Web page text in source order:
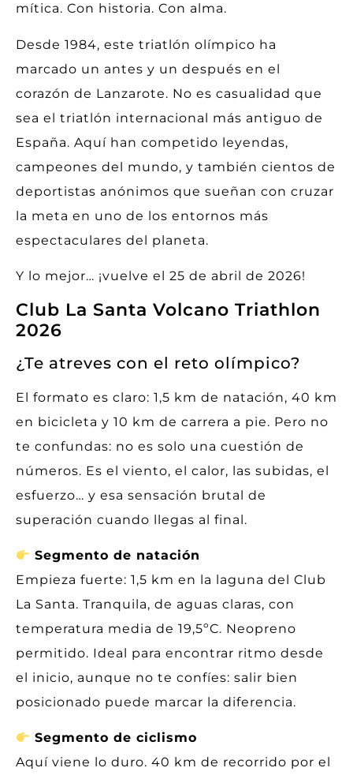
mítica. Con historia. Con alma.
Desde 1984, este triatlón olímpico ha
marcado un antes y un después en el
corazón de Lanzarote. No es casualidad que
sea el triatlón internacional más antiguo de
España. Aquí han competido leyendas,
campeones del mundo, y también cientos de
deportistas anónimos que sueñan con cruzar
la meta en uno de los entornos más
espectaculares del planeta.
Y lo mejor… ¡vuelve el 25 de abril de 2026!
Club La Santa Volcano Triathlon
2026
¿Te atreves con el reto olímpico?
El formato es claro: 1,5 km de natación, 40 km
en bicicleta y 10 km de carrera a pie. Pero no
te confundas: no es solo una cuestión de
números. Es el viento, el calor, las subidas, el
esfuerzo… y esa sensación brutal de
superación cuando llegas al final.
Segmento de natación
Empieza fuerte: 1,5 km en la laguna del Club
La Santa. Tranquila, de aguas claras, con
temperatura media de 19,5ºC. Neopreno
permitido. Ideal para encontrar ritmo desde
el inicio, aunque no te confíes: salir bien
posicionado puede marcar la diferencia.
Segmento de ciclismo
Aquí viene lo duro. 40 km de recorrido por el